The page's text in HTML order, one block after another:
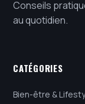
Conseils
au quotidien.
CATÉGORIES
Bien-être &